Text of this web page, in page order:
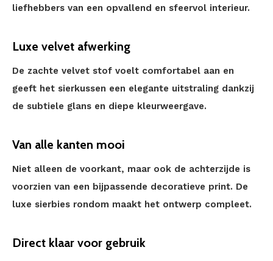
liefhebbers van een opvallend en sfeervol interieur.
Luxe velvet afwerking
De zachte velvet stof voelt comfortabel aan en
geeft het sierkussen een elegante uitstraling dankzij
de subtiele glans en diepe kleurweergave.
Van alle kanten mooi
Niet alleen de voorkant, maar ook de achterzijde is
voorzien van een bijpassende decoratieve print. De
luxe sierbies rondom maakt het ontwerp compleet.
Direct klaar voor gebruik